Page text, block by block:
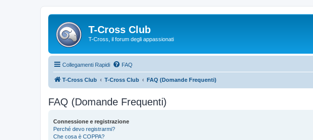
T-Cross Club
T-Cross, il forum degli appassionati
Collegamenti Rapidi FAQ
T-Cross Club T-Cross Club FAQ (Domande Frequenti)
FAQ (Domande Frequenti)
Connessione e registrazione
Perché devo registrarmi?
Che cosa è COPPA?